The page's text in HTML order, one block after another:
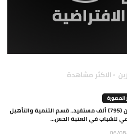
الاكثر مشاهدة
المصورة
بأكثر من (795) ألف مستفيد.. قسم التنمية والتأهيل
للشباب في العتبة الحس...